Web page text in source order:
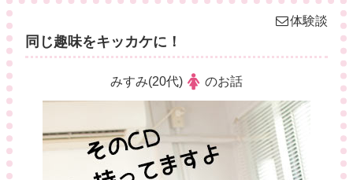
体験談
同じ趣味をキッカケに！
みすみ(20代) のお話